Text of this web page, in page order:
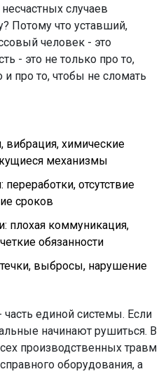
случаев
Потому что уставший,
человек - это
- это не только про то,
про то, чтобы не сломать
химические
механизмы
отсутствие
сроков
плохая коммуникация,
обязанности
выбросы, нарушение
единой системы. Если
начинают рушиться. В
производственных травм
оборудования, а